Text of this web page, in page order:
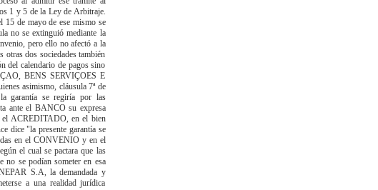
1 y 5 de la Ley de Arbitraje.
de mayo de ese mismo se
no se extinguió mediante la
pero ello no afectó a la
dos sociedades también
del calendario de pagos sino
BENS SERVIÇOES E
asimismo, cláusula 7ª de
garantía se regiría por las
ante el BANCO su expresa
el ACREDITADO, en el bien
dice "la presente garantía se
en el CONVENIO y en el
el cual se pactara que las
no se podían someter en esa
S.A, la demandada y
a una realidad jurídica